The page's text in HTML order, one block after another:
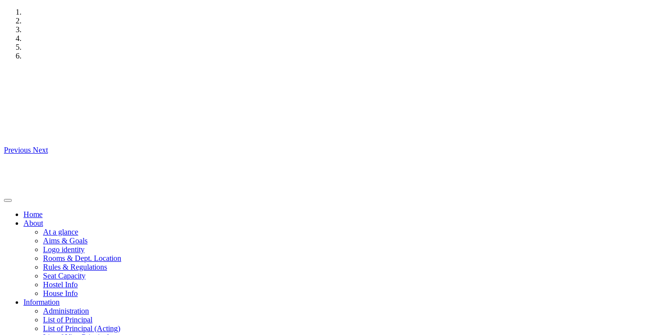
Skip
content
Previous Next
Home
About
At a glance
Aims & Goals
Logo identity
Rooms & Dept. Location
Rules & Regulations
Seat Capacity
Hostel Info
House Info
Information
Administration
List of Principal
List of Principal (Acting)